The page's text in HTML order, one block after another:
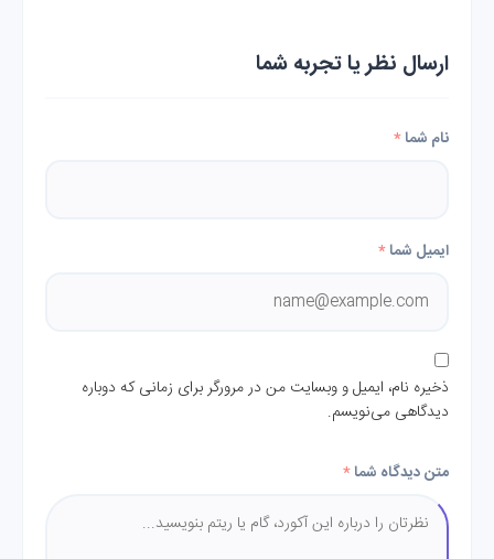
ارسال نظر یا تجربه شما
نام شما*
ایمیل شما*
ذخیره نام، ایمیل و وبسایت من در مرورگر برای زمانی که دوباره
دیدگاهی می‌نویسم.
متن دیدگاه شما*